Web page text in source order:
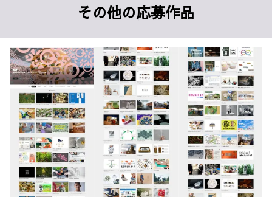
その他の応募作品